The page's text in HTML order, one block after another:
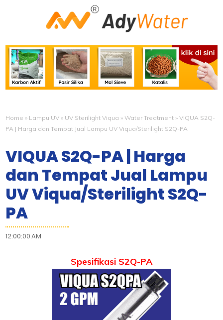
Home » Lampu UV » UV Sterilight Viqua »Water Treatment »VIQUA S2Q-
PA | Harga dan Tempat Jual Lampu UV Viqua/Sterilight S2Q-PA
VIQUA S2Q-PA | Harga
dan Tempat Jual Lampu
UV Viqua/Sterilight S2Q-
PA
12:00:00 AM
Spesifikasi S2Q-PA